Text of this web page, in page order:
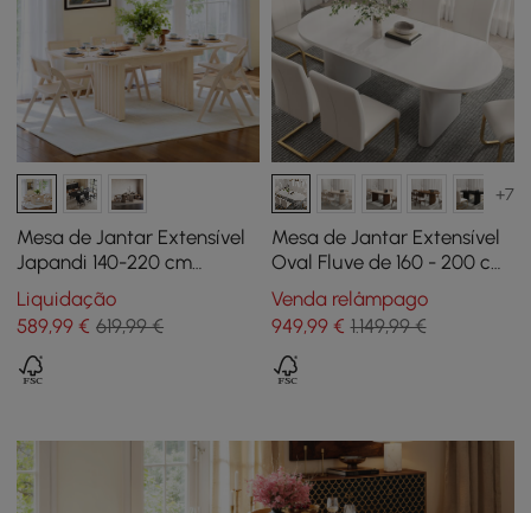
Mesa de Jantar Extensível
Japandi 140-220 cm
Branqueada, para 4-8
lugares
Liquidação
589,99 € 619,99 €
+7
Mesa de Jantar Extensível
Oval Fluve de 160 - 200 cm
em Branco, para 4-6
Pessoas
Venda relâmpago
949,99€ 1.149,99 €